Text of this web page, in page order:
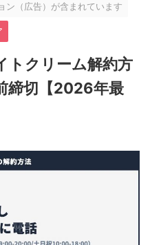
ン（広告）が含まれています
トクリーム解約方
締切【2026年最